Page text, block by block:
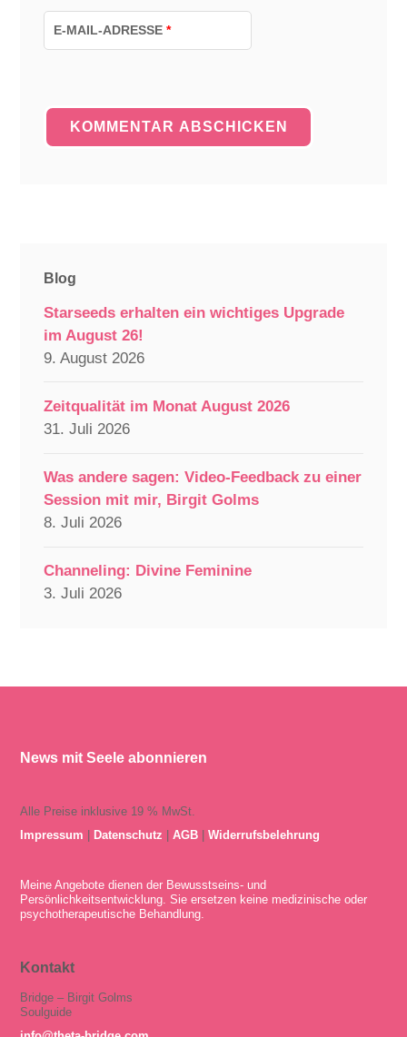
E-MAIL-ADRESSE*
Blog
Starseeds erhalten ein wichtiges Upgrade
im August 26!
9. August 2026
Zeitqualität im Monat August 2026
31. Juli 2026
Was andere sagen: Video-Feedback zu einer
Session mit mir, Birgit Golms
8. Juli 2026
Channeling: Divine Feminine
3. Juli 2026
News mit Seele abonnieren
Alle Preise inklusive 19 % MwSt.
Impressum
Datenschutz |AGB |Widerrufsbelehrung
Meine Angebote dienen der Bewusstseins- und
Persönlichkeitsentwicklung. Sie ersetzen keine medizinische oder
psychotherapeutische Behandlung.
Kontakt
Bridge – Birgit Golms
Soulguide